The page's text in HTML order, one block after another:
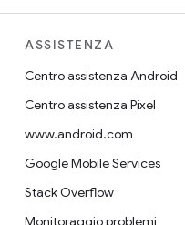
ASSISTENZA
Centro assistenza Android
Centro assistenza Pixel
www.android.com
Google Mobile Services
Stack Overflow
Monitoraggio problemi